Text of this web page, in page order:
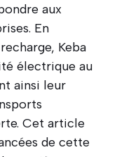
aux
En
Keba
électrique au
ainsi leur
Cet article
de cette